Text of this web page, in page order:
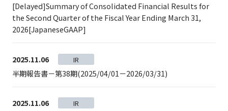
[Delayed]Summary of Consolidated Financial Results for
the Second Quarter of the Fiscal Year Ending March 31,
2026[JapaneseGAAP]
2025.11.06 IR
半期報告書－第38期(2025/04/01－2026/03/31)
2025.11.06 IR